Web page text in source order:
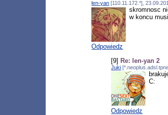
len-yan [110.11.172.*],
skromnosc
w koncu
Odpowiedz
[9] Re: len-yan 2
Juki
C:
Odpowiedz